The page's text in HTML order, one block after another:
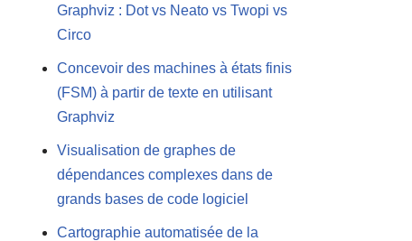
Graphviz : Dot vs Neato vs Twopi vs
Circo
Concevoir des machines à états finis
(FSM) à partir de texte en utilisant
Graphviz
Visualisation de graphes de
dépendances complexes dans de
grands bases de code logiciel
Cartographie automatisée de la